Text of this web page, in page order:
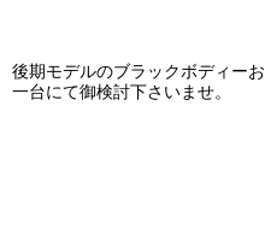
後期モデルのブラックボディー
一台にて御検討下さいませ。